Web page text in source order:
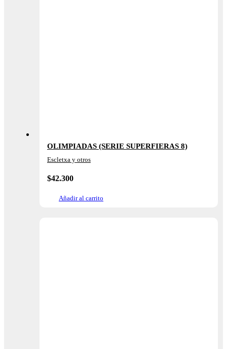
OLIMPIADAS (SERIE SUPERFIERAS 8)
Escletxa y otros
$42.300
Añadir al carrito